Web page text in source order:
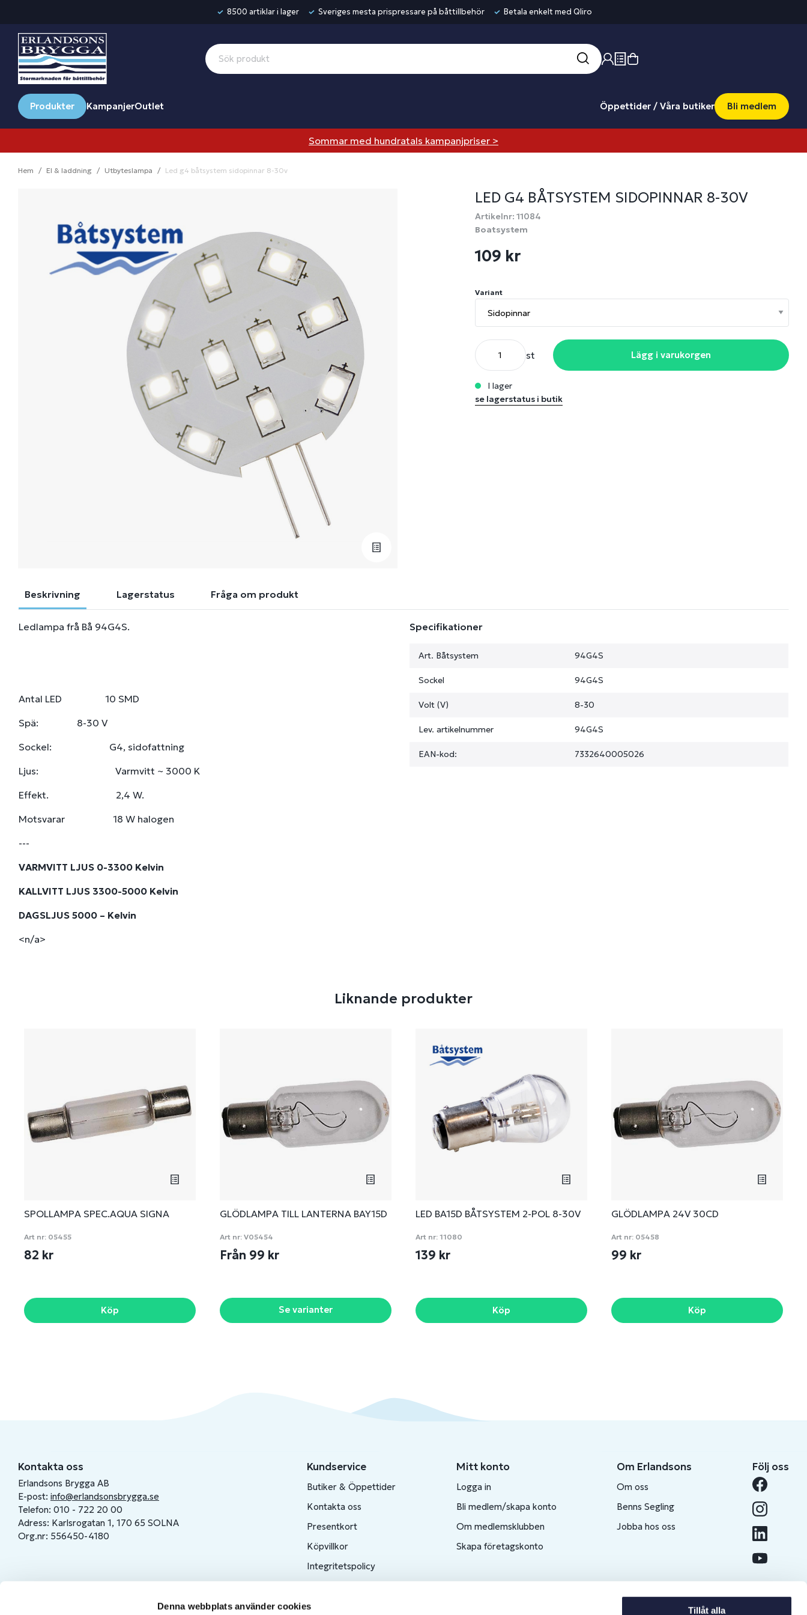
Denna webbplats använder cookies Tillåt alla
8500 artiklar i lager Sveriges mesta prispressare på båttillbehör Betala enkelt med Qliro
Produkter KampanjerOutlet Öppettider / Våra butiker Bli medlem
Sommar med hundratals kampanjpriser >
Hem El & laddning Utbyteslampa Led g4 båtsystem sidopinnar 8-30v
LED G4 BÅTSYSTEM SIDOPINNAR 8-30V
Artikelnr: 11084
Boatsystem
109 kr
Variant
st Lägg i varukorgen
i lager
se lagerstatus i butik
Beskrivning Lagerstatus Fråga om produkt
Ledlampa frå Bå 94G4S.
Antal LED 10 SMD
Spä: 8-30 V
Sockel: G4, sidofattning
Ljus: Varmvitt ~ 3000 K
Effekt. 2,4 W.
Motsvarar 18 W halogen
---
VARMVITT LJUS 0-3300 Kelvin
KALLVITT LJUS 3300-5000 Kelvin
DAGSLJUS 5000 – Kelvin
<n/a>
Specifikationer
Art. Båtsystem 94G4S
Sockel 94G4S
Volt (V) 8-30
Lev. artikelnummer 94G4S
EAN-kod: 7332640005026
Liknande produkter
SPOLLAMPA SPEC.AQUA SIGNA
Art nr: 05455
82 kr
Köp
GLÖDLAMPA TILL LANTERNA BAY15D
Art nr: V05454
Från 99 kr
Se varianter
LED BA15D BÅTSYSTEM 2-POL 8-30V
Art nr: 11080
139 kr
Köp
GLÖDLAMPA 24V 30CD
Art nr: 05458
99 kr
Köp
Kontakta oss
Erlandsons Brygga AB
E-post: info@erlandsonsbrygga.se
Telefon: 010 - 722 20 00
Adress: Karlsrogatan 1, 170 65 SOLNA
Org.nr: 556450-4180
Kundservice
Butiker & Öppettider
Kontakta oss
Presentkort
Köpvillkor
Integritetspolicy
Ångra ditt köp
Mitt konto
Logga in
Bli medlem/skapa konto
Om medlemsklubben
Skapa företagskonto
Om Erlandsons
Om oss
Benns Segling
Jobba hos oss
Följ oss